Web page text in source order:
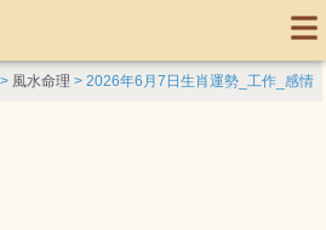
> 風水命理 > 2026年6月7日生肖運勢_工作_感情